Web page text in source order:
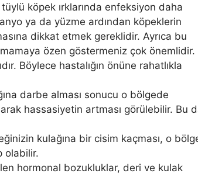
köpek ırklarında enfeksiyon daha
ya da yüzme ardından köpeklerin
dikkat etmek gereklidir. Ayrıca bu
özen göstermeniz çok önemlidir.
Böylece hastalığın önüne rahatlıkla
darbe alması sonucu o bölgede
hassasiyetin artması görülebilir. Bu
kulağına bir cisim kaçması, o
olabilir.
hormonal bozukluklar, deri ve kulak